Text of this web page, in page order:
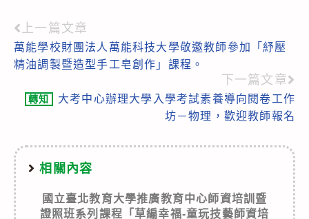
Read
more
上一篇文章
萬能學校財團法人萬能科技大學敬邀教師參加「紓壓
精油調製暨造型手工皂創作」課程。
下一篇文章
轉知
大考中心辦理大學入學考試素養導向閱卷工作
坊－物理，歡迎教師報名
相關內容
國立臺北教育大學推廣教育中心師資培訓暨
證照班系列課程「草編幸福-童玩技藝師資培